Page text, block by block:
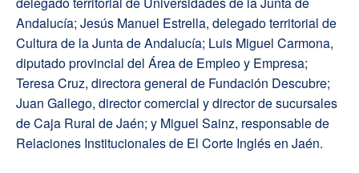
Andalucía; Jesús Manuel Estrella, delegado territorial de
Cultura de la Junta de Andalucía; Luis Miguel Carmona,
diputado provincial del Área de Empleo y Empresa;
Teresa Cruz, directora general de Fundación Descubre;
Juan Gallego, director comercial y director de sucursales
de Caja Rural de Jaén; y Miguel Sainz, responsable de
Relaciones Institucionales de El Corte Inglés en Jaén.